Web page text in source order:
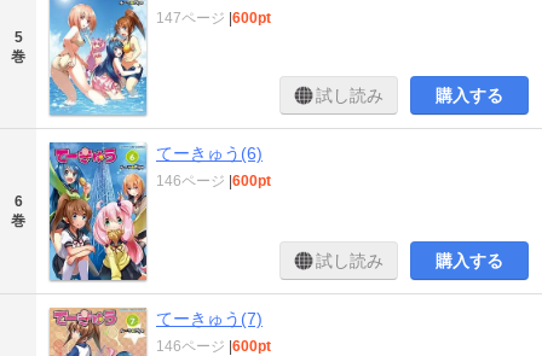
5
巻
147ページ |600pt
試し読み 購入する
6
巻
てーきゅう(6)
146ページ |600pt
試し読み 購入する
てーきゅう(7)
146ページ |600pt